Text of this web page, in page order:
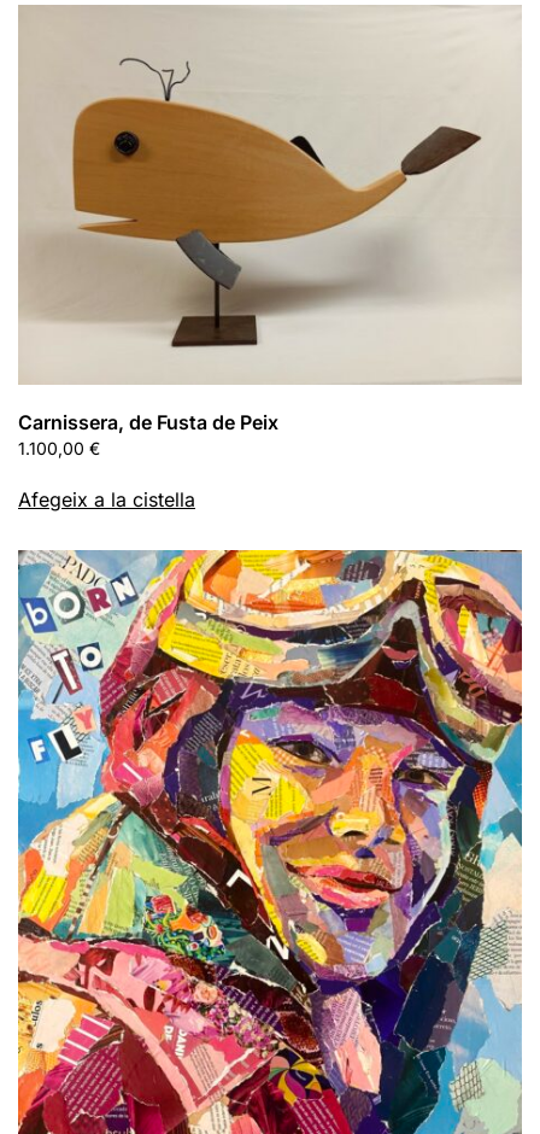
Carnissera, de Fusta de Peix
1.100,00 €
Afegeix a la cistella